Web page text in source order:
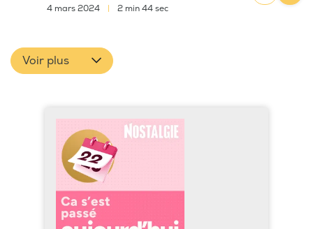
4 mars 2024 2 min 44 sec
Voir plus